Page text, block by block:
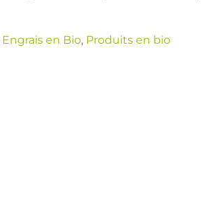
Engrais en Bio, Produits en bio